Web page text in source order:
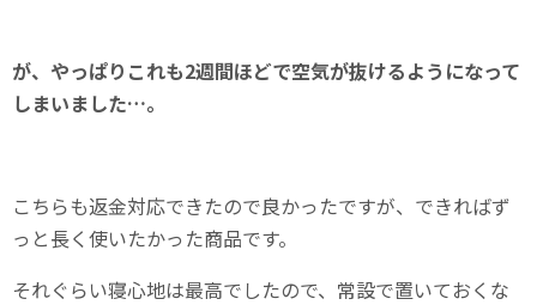
が、やっぱりこれも2週間ほどで空気が抜けるようになって
しまいました…。
こちらも返金対応できたので良かったですが、できればず
っと長く使いたかった商品です。
それぐらい寝心地は最高でしたので、常設で置いておくな